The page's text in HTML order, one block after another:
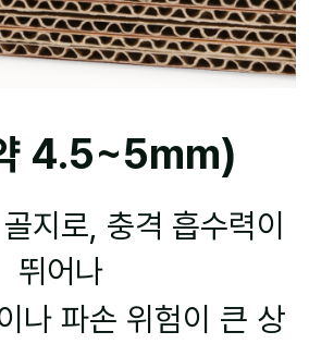
4.5~5mm)
지로, 충격 흡수력이
뛰어나
나 파손 위험이 큰 상